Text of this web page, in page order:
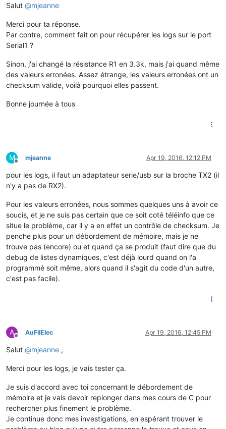
Salut @mjeanne
Merci pour ta réponse.
Par contre, comment fait on pour récupérer les logs sur le port
Serial1 ?
Sinon, j'ai changé la résistance R1 en 3.3k, mais j'ai quand même
des valeurs erronées. Assez étrange, les valeurs erronées ont un
checksum valide, voilà pourquoi elles passent.
Bonne journée à tous
M
Offline
mjeanne Apr 19, 2016, 12:12 PM
pour les logs, il faut un adaptateur serie/usb sur la broche TX2 (il
n'y a pas de RX2).
Pour les valeurs erronées, nous sommes quelques uns à avoir ce
soucis, et je ne suis pas certain que ce soit coté téléinfo que ce
situe le problème, car il y a en effet un contrôle de checksum. Je
penche plus pour un débordement de mémoire, mais je ne
trouve pas (encore) ou et quand ça se produit (faut dire que du
debug de listes dynamiques, c'est déjà lourd quand on l'a
programmé soit même, alors quand il s'agit du code d'un autre,
c'est pas facile).
A
Offline
AuFilElec Apr 19, 2016, 12:45 PM
Salut @mjeanne ,
Merci pour les logs, je vais tester ça.
Je suis d'accord avec toi concernant le débordement de
mémoire et je vais devoir replonger dans mes cours de C pour
rechercher plus finement le problème.
Je continue donc mes investigations, en espérant trouver le